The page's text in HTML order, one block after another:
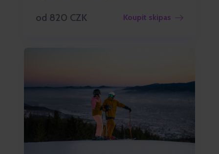
od 820 CZK Koupit skipas